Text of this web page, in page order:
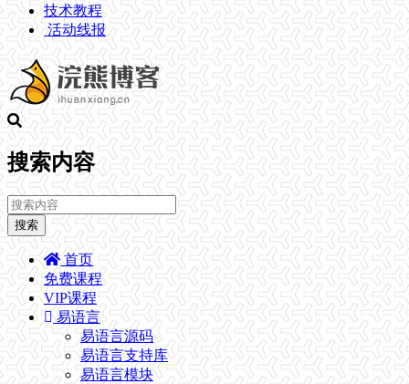
技术教程
活动线报
搜索内容
搜索
首页
免费课程
VIP课程
易语言
易语言源码
易语言支持库
易语言模块